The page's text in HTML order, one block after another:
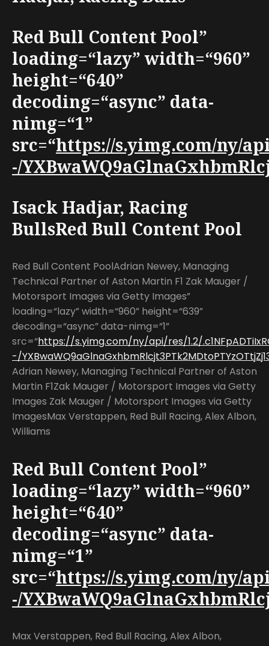
Red Bull Content Pool”
loading=“lazy” width=“960”
height=“640”
decoding=“async” data-
nimg=“1”
src=“https://s.yimg.com/ny/
-/
Isack Hadjar, Racing
BullsRed Bull Content Pool
Red Bull Content PoolAdrian Newey, Managing
Technical Partner of Aston Martin F1 Zak Mauger /
Motorsport Images via Getty Images”
loading=“lazy” width=“960” height=“639”
decoding=“async” data-nimg=“1”
src=“https://s.yimg.com/ny/api/res/1.2/
-/
Adrian Newey, Managing Technical Partner of Aston
Martin F1Zak Mauger / Motorsport Images via Getty
Images Zak Mauger / Motorsport Images via Getty
ImagesMax Verstappen, Red Bull Racing, Alex Albon,
Williams
Red Bull Content Pool”
loading=“lazy” width=“960”
height=“640”
decoding=“async” data-
nimg=“1”
src=“https://s.yimg.com/ny/
-/
Max Verstappen, Red Bull Racing, Alex Albon,